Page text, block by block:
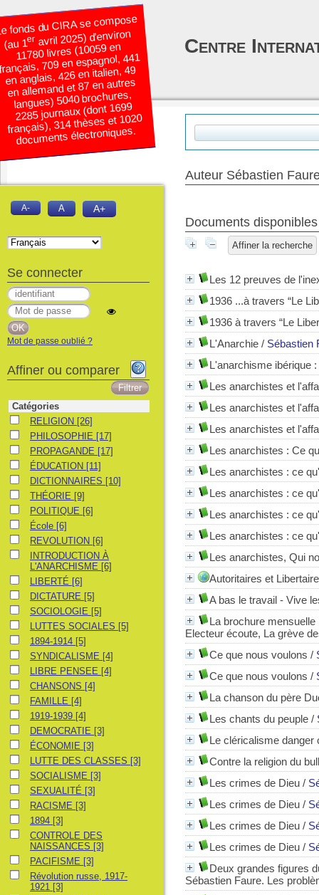
Auteur Sébastien
Documents
Affiner la recherche
Les 12 preuves de
1936 ...à travers “Le
1936 à travers “Le
L'Anarchie / Sébastien
L'anarchisme ibérique
Les anarchistes et
Les anarchistes et
Les anarchistes et
Les anarchistes : Ce
Les anarchistes : ce
Les anarchistes : ce
Les anarchistes : ce
Les anarchistes : ce
Les anarchistes, Qui
Autoritaires et
A bas le travail - Vive
La brochure mensuelle
Electeur écoute, La grève
Ce que nous voulons /
Ce que nous voulons /
La chanson du père
Les chants du peuple /
Le cléricalisme danger
Contre la religion du
Les crimes de Dieu /
Les crimes de Dieu /
Les crimes de Dieu /
Les crimes de Dieu /
Deux grandes figures
Sébastien Faure. Les
fonds du CIRA se compose
(au 1eravril 2025) d’environ
11780 livres (10059 en
709 en espagnol, 441
en anglais, 426 en italien, 49
en allemand et 87 en autres
langues) 5040 brochures,
2285 journaux (dont 1699
français), 314 thèses et 1020
documents électroniques.
Centre
A- A A+
Se connecter
Mot de passe oublié ?
Affiner ou comparer
Catégories
RELIGION
RELIGION [26]
PHILOSOPHIE
PHILOSOPHIE [17]
PROPAGANDE
PROPAGANDE [17]
ÉDUCATION
ÉDUCATION [11]
DICTIONNAIRES
DICTIONNAIRES [10]
THÉORIETHÉORIE [9]
POLITIQUE
POLITIQUE [6]
ÉcoleÉcole [6]
REVOLUTION
REVOLUTION [6]
INTRODUCTION À L'ANARCHISME
INTRODUCTION À
L'ANARCHISME [6]
LIBERTÉLIBERTÉ [6]
DICTATURE
DICTATURE [5]
SOCIOLOGIE
SOCIOLOGIE [5]
LUTTES SOCIALES
LUTTES SOCIALES [5]
1894-19141894-1914 [5]
SYNDICALISME
SYNDICALISME [4]
LIBRE PENSEE
LIBRE PENSEE [4]
CHANSONS
CHANSONS [4]
FAMILLEFAMILLE [4]
1919-19391919-1939 [4]
DEMOCRATIE
DEMOCRATIE [3]
ÉCONOMIE
ÉCONOMIE [3]
LUTTE DES CLASSES
LUTTE DES CLASSES [3]
SOCIALISME
SOCIALISME [3]
SEXUALITÉ
SEXUALITÉ [3]
RACISMERACISME [3]
1894 1894 [3]
CONTROLE DES NAISSANCES
CONTROLE DES
NAISSANCES [3]
PACIFISME
PACIFISME [3]
Révolution russe, 1917-1921
Révolution russe, 1917-
1921 [3]